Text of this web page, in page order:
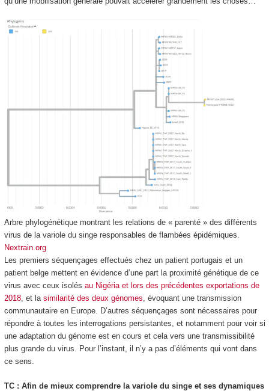
Arbre phylogénétique montrant les relations de « parenté » des différents
virus de la variole du singe responsables de flambées épidémiques.
Nextrain.org
Les premiers séquençages effectués chez un patient portugais et un
patient belge mettent en évidence d’une part la proximité génétique de ce
virus avec ceux isolés au Nigéria et lors des précédentes exportations de
2018, et la similarité des deux génomes, évoquant une transmission
communautaire en Europe. D’autres séquençages sont nécessaires pour
répondre à toutes les interrogations persistantes, et notamment pour voir si
une adaptation du génome est en cours et cela vers une transmissibilité
plus grande du virus. Pour l’instant, il n’y a pas d’éléments qui vont dans
ce sens.
TC : Afin de mieux comprendre la variole du singe et ses dynamiques